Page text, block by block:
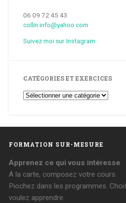
06 09 72 45 43
collin.info@yahoo.com
Suivez moi sur Instagram
CATÉGORIES ET EXERCICES
Catégories
et
FORMATION SUR-MESURE
Apprenez ce qui vous intéresse
A la carte, composez votre cours.
Piochez dans les programmes.
voulez apprendre.